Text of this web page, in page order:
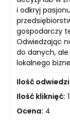
i odkryj
gospodarczy
Odwiedzając
do danych,
lokalnego
Ilość
Ilość kliknięć: 1
Ocena: 4